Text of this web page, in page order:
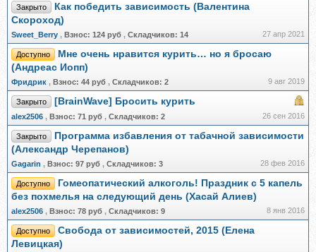
Закрыто
Как победить зависимость (Валентина
Скороход)
Sweet_Berry , Взнос: 124 руб , Складчиков: 14 27 апр 2021
Доступно
Мне очень нравится курить… но я бросаю
(Андреас Иопп)
Фридрик , Взнос: 44 руб , Складчиков: 2 9 авг 2019
Закрыто [BrainWave] Бросить курить
alex2506 , Взнос: 71 руб , Складчиков: 2 26 сен 2016
Закрыто
Программа избавления от табачной зависимости
(Александр Черепанов)
Gagarin , Взнос: 97 руб , Складчиков: 3 28 фев 2016
Доступно
Гомеопатический алкоголь! Праздник с 5 капель
без похмелья на следующий день (Хасай Алиев)
alex2506 , Взнос: 78 руб , Складчиков: 9 8 янв 2016
Доступно
Свобода от зависимостей, 2015 (Елена
Левицкая)